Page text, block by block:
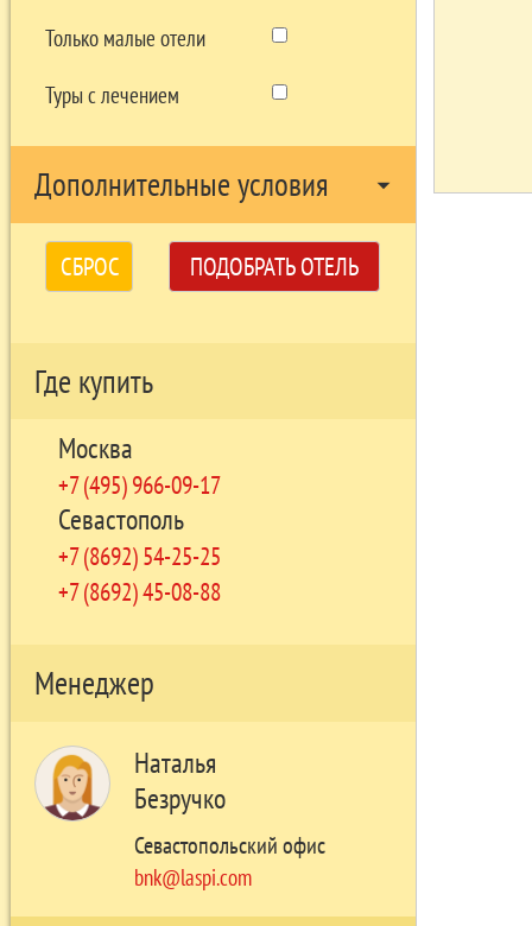
Только малые отели
Туры с лечением
Дополнительные условия arrow_drop_down
СБРОС ПОДОБРАТЬ ОТЕЛЬ
Где купить
Москва
+7 (495) 966-09-17
Севастополь
+7 (8692) 54-25-25
+7 (8692) 45-08-88
Менеджер
Наталья
Безручко
Севастопольский офис
bnk@laspi.com